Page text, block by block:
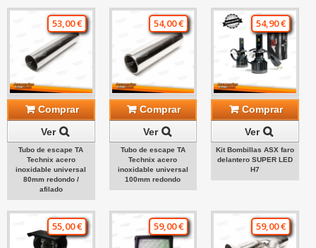
53,00 €
Comprar
Ver
Tubo de escape TA
Technix acero
inoxidable universal
80mm redondo /
afilado
54,00 €
Comprar
Ver
Tubo de escape TA
Technix acero
inoxidable universal
100mm redondo
54,90 €
Comprar
Ver
Kit Bombillas ASX faro
delantero SUPER LED
H7
55,00 € 59,00 € 59,00 €